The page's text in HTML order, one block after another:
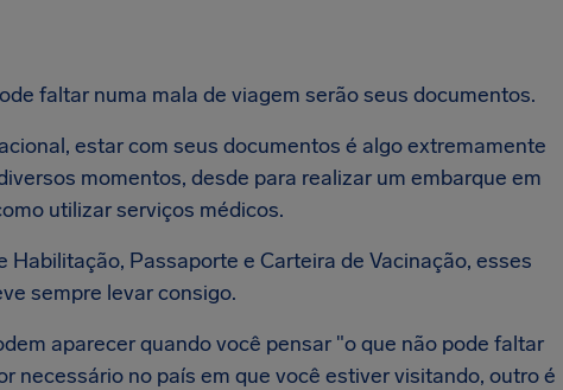
faltar numa mala de viagem serão seus documentos.
estar com seus documentos é algo extremamente
momentos, desde para realizar um embarque em
utilizar serviços médicos.
Passaporte e Carteira de Vacinação, esses
sempre levar consigo.
aparecer quando você pensar "o que não pode faltar
necessário no país em que você estiver visitando, outro é